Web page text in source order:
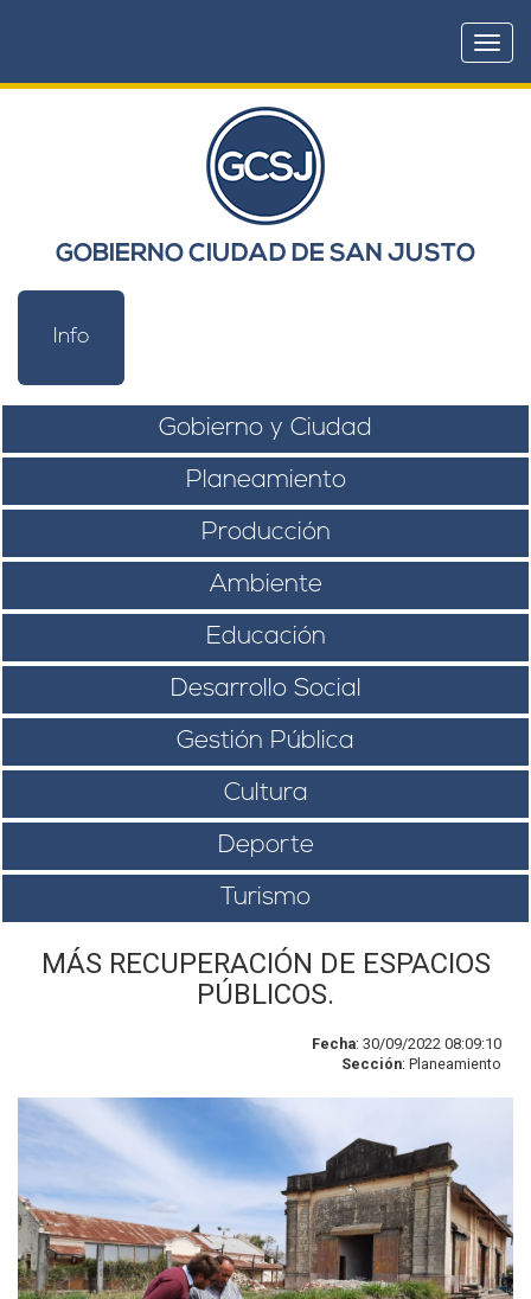
GOBIERNO CIUDAD DE SAN JUSTO
Info
Gobierno y Ciudad
Planeamiento
Producción
Ambiente
Educación
Desarrollo Social
Gestión Pública
Cultura
Deporte
Turismo
MÁS RECUPERACIÓN DE ESPACIOS
PÚBLICOS.
Fecha: 30/09/2022 08:09:10
Sección: Planeamiento